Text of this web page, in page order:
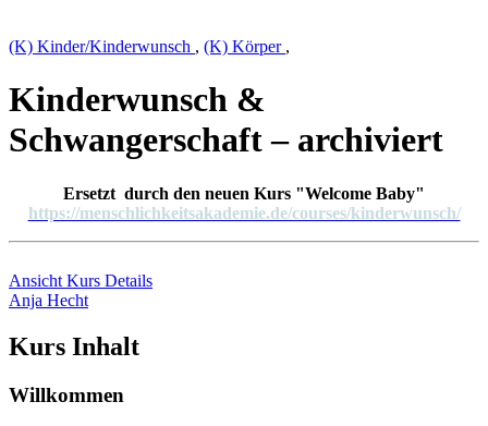
(K) Kinder/Kinderwunsch , (K) Körper ,
Kinderwunsch &
Schwangerschaft – archiviert
Ersetzt durch den neuen Kurs "Welcome Baby"
https://menschlichkeitsakademie.de/courses/kinderwunsch/
Ansicht Kurs Details
Anja Hecht
Kurs Inhalt
Willkommen